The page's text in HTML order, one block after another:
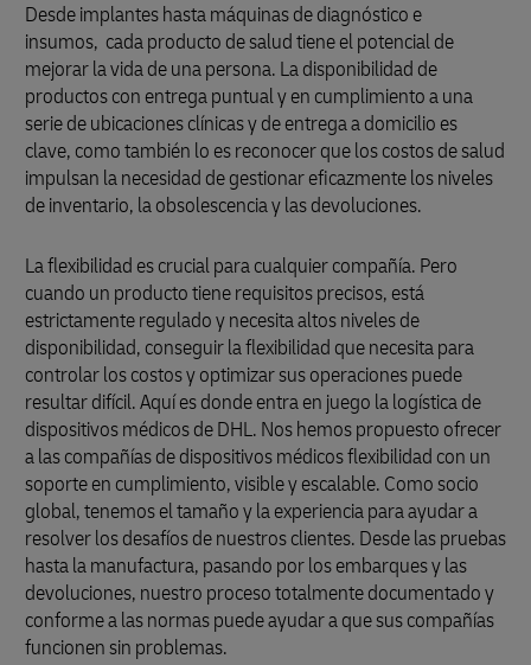
Desde implantes hasta máquinas de diagnóstico e
insumos, cada producto de salud tiene el potencial de
mejorar la vida de una persona. La disponibilidad de
productos con entrega puntual y en cumplimiento a una
serie de ubicaciones clínicas y de entrega a domicilio es
clave, como también lo es reconocer que los costos de salud
impulsan la necesidad de gestionar eficazmente los niveles
de inventario, la obsolescencia y las devoluciones.
La flexibilidad es crucial para cualquier compañía. Pero
cuando un producto tiene requisitos precisos, está
estrictamente regulado y necesita altos niveles de
disponibilidad, conseguir la flexibilidad que necesita para
controlar los costos y optimizar sus operaciones puede
resultar difícil. Aquí es donde entra en juego la logística de
dispositivos médicos de DHL. Nos hemos propuesto ofrecer
a las compañías de dispositivos médicos flexibilidad con un
soporte en cumplimiento, visible y escalable. Como socio
global, tenemos el tamaño y la experiencia para ayudar a
resolver los desafíos de nuestros clientes. Desde las pruebas
hasta la manufactura, pasando por los embarques y las
devoluciones, nuestro proceso totalmente documentado y
conforme a las normas puede ayudar a que sus compañías
funcionen sin problemas.